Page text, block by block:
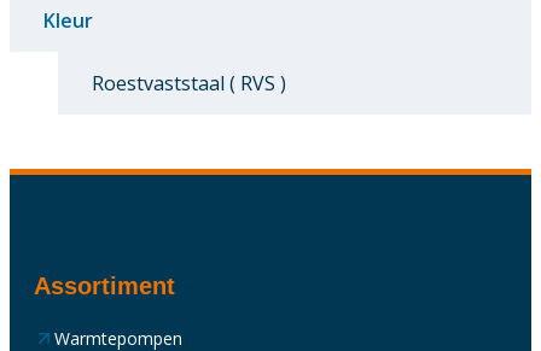
Kleur
Roestvaststaal ( RVS )
Assortiment
Warmtepompen